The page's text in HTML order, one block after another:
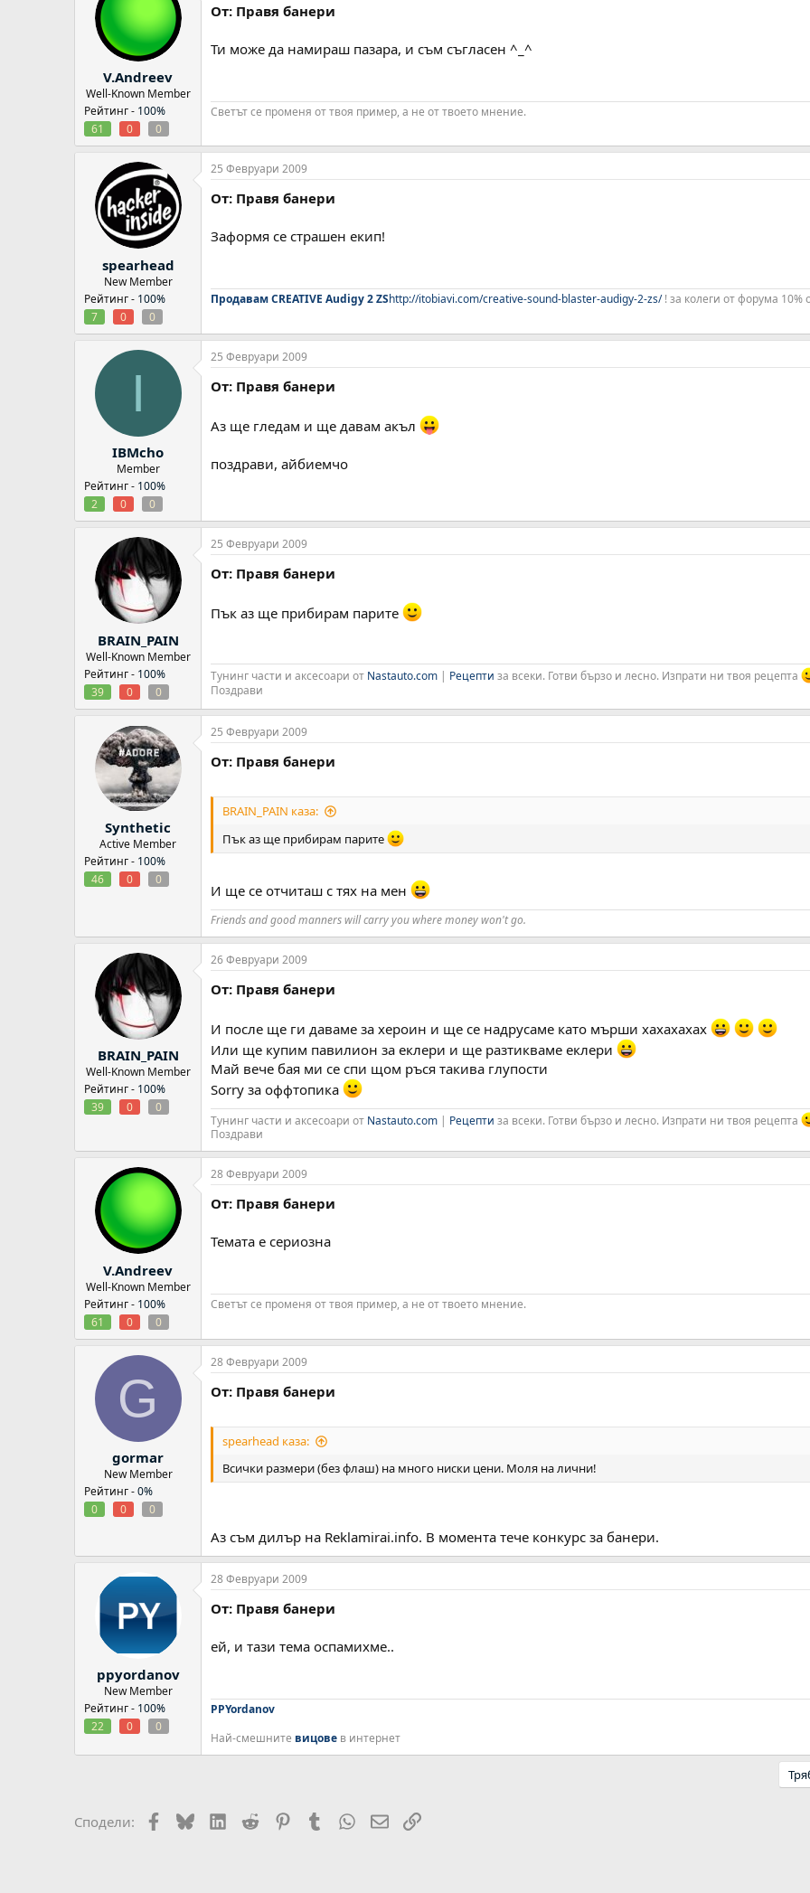
V.Andreev
Well-Known Member
Рейтинг - 100%
61
0 0
От: Правя банери
Ти може да намираш пазара, и съм съгласен ^_^
Светът се променя от твоя пример, а не от твоето мнение.
spearhead
New Member
Рейтинг - 100%
7
0 0
25 Февруари 2009
От: Правя банери
Заформя се страшен екип!
Продавам CREATIVE Audigy 2 ZShttp://itobiavi.com/creative-sound-blaster-audigy-2-zs/! за колеги от форума 10%
I
IBMcho
Member
Рейтинг - 100%
2
0 0
25 Февруари 2009
От: Правя банери
Аз ще гледам и ще давам акъл
поздрави, айбиемчо
BRAIN_PAIN
Well-Known Member
Рейтинг - 100%
39
0 0
25 Февруари 2009
От: Правя банери
Пък аз ще прибирам парите
Тунинг части и аксесоари от Nastauto.com | Рецепти за всеки. Готви бързо и лесно. Изпрати ни твоя рецепта
Поздрави
Synthetic
Active Member
Рейтинг - 100%
46
0 0
25 Февруари 2009
От: Правя банери
BRAIN_PAIN каза:
Пък аз ще прибирам парите
И ще се отчиташ с тях на мен
Friends and good manners will carry you where money won't go.
BRAIN_PAIN
Well-Known Member
Рейтинг - 100%
39
0 0
26 Февруари 2009
От: Правя банери
И после ще ги даваме за хероин и ще се надрусаме като мърши хахахахах
Или ще купим павилион за еклери и ще разтикваме еклери
Май вече бая ми се спи щом ръся такива глупости
Sorry за оффтопика
Тунинг части и аксесоари от Nastauto.com | Рецепти за всеки. Готви бързо и лесно. Изпрати ни твоя рецепта
Поздрави
V.Andreev
Well-Known Member
Рейтинг - 100%
61
0 0
28 Февруари 2009
От: Правя банери
Темата е сериозна
Светът се променя от твоя пример, а не от твоето мнение.
G
gormar
New Member
Рейтинг -0%
0
0 0
28 Февруари 2009
От: Правя банери
spearhead каза:
Всички размери (без флаш) на много ниски цени. Моля на лични!
Аз съм дилър на Reklamirai.info. В момента тече конкурс за банери.
ppyordanov
New Member
Рейтинг - 100%
22
0 0
28 Февруари 2009
От: Правя банери
ей, и тази тема оспамихме..
PPYordanov
Най-смешните вицове в интернет
Сподели: Facebook
BlueskyLinkedIn
Reddit PinterestTumblr WhatsApp
EmailLink